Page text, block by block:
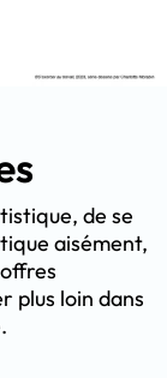
de se
aisément,
plus loin dans